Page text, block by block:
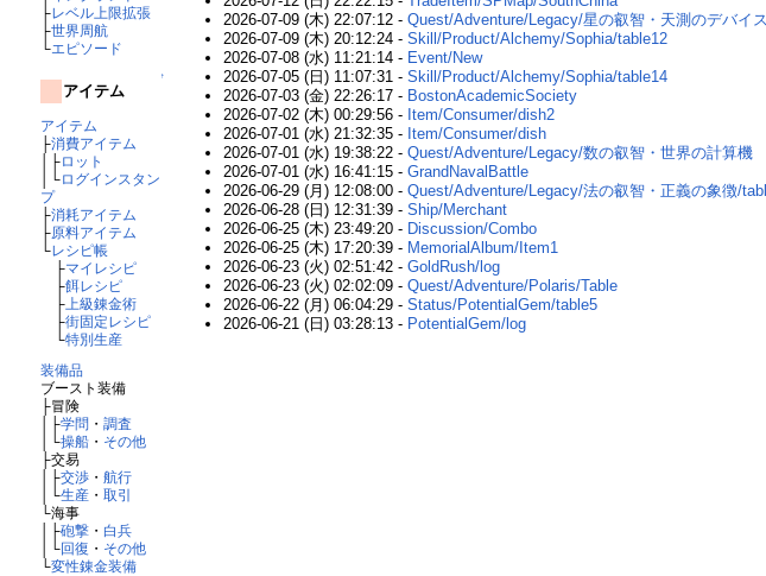
├レベル上限拡張
├世界周航
└エピソード
↑
アイテム
アイテム
├消費アイテム
│├ロット
│└ログインスタン
プ
├消耗アイテム
├原料アイテム
└レシピ帳
├マイレシピ
├餌レシピ
├上級錬金術
├街固定レシピ
└特別生産
装備品
ブースト装備
├冒険
│├学問 ・ 調査
│└操船・ その他
├交易
│├交渉・ 航行
│└生産・ 取引
└海事
│├砲撃・ 白兵
│└回復 ・ その他
└変性錬金装備
2026-07-09 (木) 22:07:12 -Quest/Adventure/Legacy/星の叡智・天測のデバイ
2026-07-09 (木) 20:12:24 -Skill/Product/Alchemy/Sophia/table12
2026-07-08 (水) 11:21:14 - Event/New
2026-07-05 (日) 11:07:31 -Skill/Product/Alchemy/Sophia/table14
2026-07-03 (金) 22:26:17 - BostonAcademicSociety
2026-07-02 (木) 00:29:56 - Item/Consumer/dish2
2026-07-01 (水) 21:32:35 - Item/Consumer/dish
2026-07-01 (水) 19:38:22 -Quest/Adventure/Legacy/数の叡智・世界の計算機
2026-07-01 (水) 16:41:15 -GrandNavalBattle
2026-06-29 (月) 12:08:00 -Quest/Adventure/Legacy/法の叡智・正義の象徴/
2026-06-28 (日) 12:31:39 -Ship/Merchant
2026-06-25 (木) 23:49:20 - Discussion/Combo
2026-06-25 (木) 17:20:39 - MemorialAlbum/Item1
2026-06-23 (火) 02:51:42 -GoldRush/log
2026-06-23 (火) 02:02:09 -Quest/Adventure/Polaris/Table
2026-06-22 (月) 06:04:29 -Status/PotentialGem/table5
2026-06-21 (日) 03:28:13 - PotentialGem/log